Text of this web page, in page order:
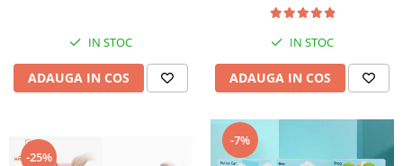
IN STOC
ADAUGA IN COS
IN STOC
ADAUGA IN COS
-25%
-7%